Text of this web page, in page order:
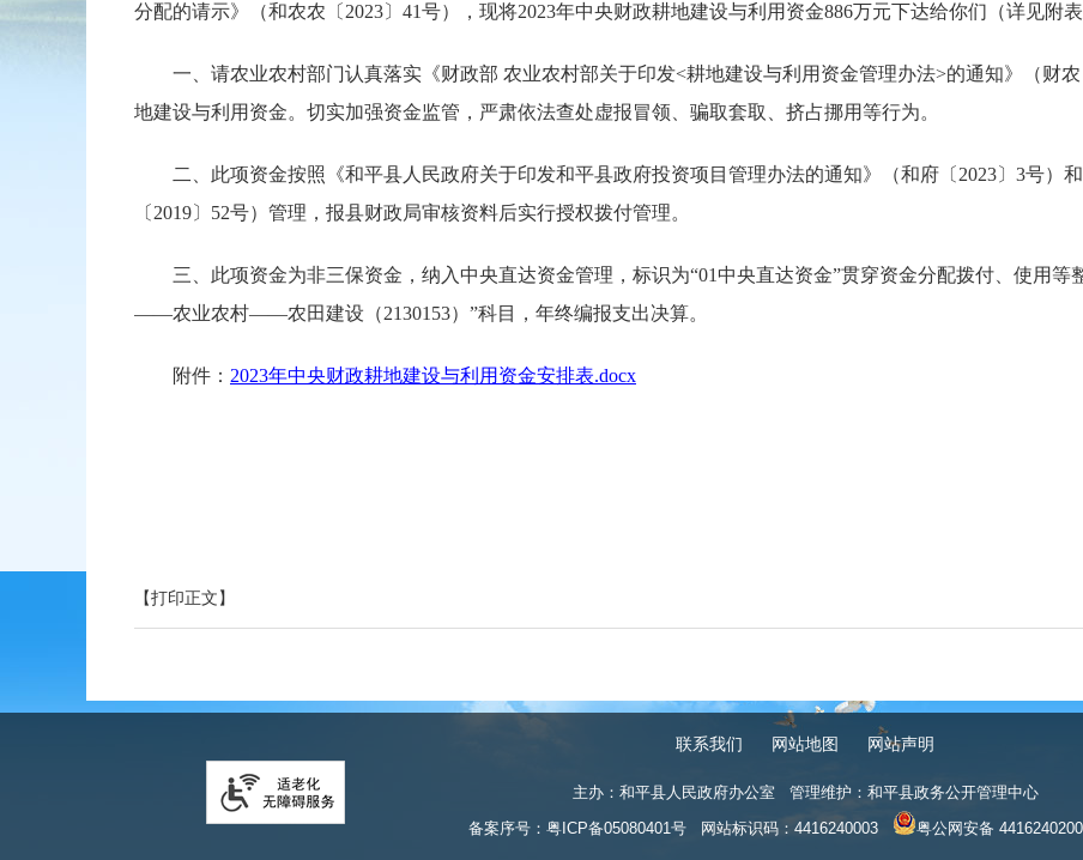
分配的请示》（和农农〔2023〕41号），现将2023年中央财政耕地建设与利用资金886万元下达给你们（详见附
一、请农业农村部门认真落实《财政部 农业农村部关于印发<耕地建设与利用资金管理办法>的通知》（财农
地建设与利用资金。切实加强资金监管，严肃依法查处虚报冒领、骗取套取、挤占挪用等行为。
二、此项资金按照《和平县人民政府关于印发和平县政府投资项目管理办法的通知》（和府〔2023〕3号）
〔2019〕52号）管理，报县财政局审核资料后实行授权拨付管理。
三、此项资金为非三保资金，纳入中央直达资金管理，标识为“01中央直达资金”贯穿资金分配拨付、使用等
——农业农村——农田建设（2130153）”科目，年终编报支出决算。
附件： 2023年中央财政耕地建设与利用资金安排表.docx
【打印正文】
联系我们 网站地图 网站声明
主办：和平县人民政府办公室 管理维护：和平县政务公开管理中心
备案序号： 粤ICP备05080401号 网站标识码：4416240003 粤公网安备